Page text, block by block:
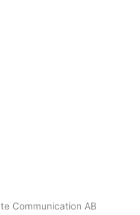
Communication AB